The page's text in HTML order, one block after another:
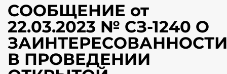
СООБЩЕНИЕ от
22.03.2023 № СЗ-1240 О
ЗАИНТЕРЕСОВАННОСТИ
В ПРОВЕДЕНИИ